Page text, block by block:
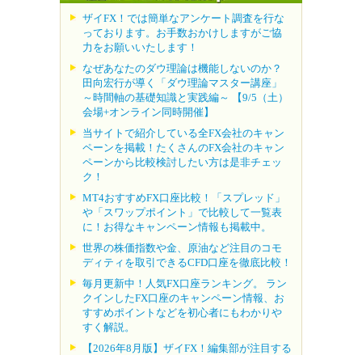
ザイFX！では簡単なアンケート調査を行な
っております。お手数おかけしますがご協
力をお願いいたします！
なぜあなたのダウ理論は機能しないのか？
田向宏行が導く「ダウ理論マスター講座」
～時間軸の基礎知識と実践編～ 【9/5（土）
会場+オンライン同時開催】
当サイトで紹介している全FX会社のキャン
ペーンを掲載！たくさんのFX会社のキャン
ペーンから比較検討したい方は是非チェッ
ク！
MT4おすすめFX口座比較！「スプレッド」
や「スワップポイント」で比較して一覧表
に！お得なキャンペーン情報も掲載中。
世界の株価指数や金、原油など注目のコモ
ディティを取引できるCFD口座を徹底比較！
毎月更新中！人気FX口座ランキング。 ラン
クインしたFX口座のキャンペーン情報、お
すすめポイントなどを初心者にもわかりや
すく解説。
【2026年8月版】ザイFX！編集部が注目する